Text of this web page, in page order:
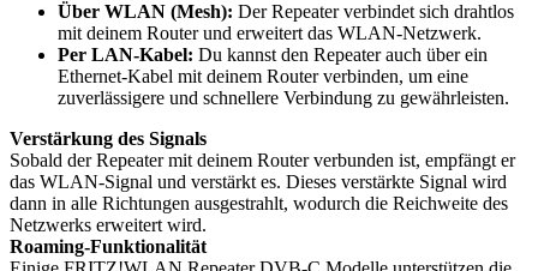
Über WLAN (Mesh): Der Repeater verbindet sich drahtlos
mit deinem Router und erweitert das WLAN-Netzwerk.
Per LAN-Kabel: Du kannst den Repeater auch über ein
Ethernet-Kabel mit deinem Router verbinden, um eine
zuverlässigere und schnellere Verbindung zu gewährleisten.
Verstärkung des Signals
Sobald der Repeater mit deinem Router verbunden ist, empfängt er
das WLAN-Signal und verstärkt es. Dieses verstärkte Signal wird
dann in alle Richtungen ausgestrahlt, wodurch die Reichweite des
Netzwerks erweitert wird.
Roaming-Funktionalität